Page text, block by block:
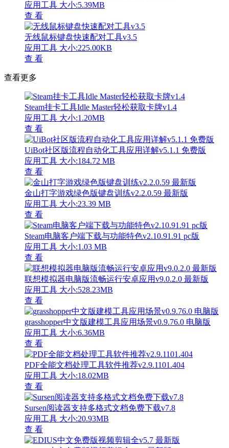
应用工具 大小:5.39MB
查 看
无线鼠标键盘快速配对工具v3.5
应用工具 大小:225.00KB
查 看
查看更多
Steam挂卡工具Idle Master轻松获取卡牌v1.4
应用工具 大小:1.20MB
查 看
UiBot社区版流程自动化工具应用详解v5.1.1 免费版
应用工具 大小:184.72 MB
查 看
金山打字游戏绿色版键盘训练v2.2.0.59 最新版
应用工具 大小:23.39 MB
查 看
Steam电脑客户端下载与功能特色v2.10.91.91 pc版
应用工具 大小:1.03 MB
查 看
联想模拟器电脑版流畅运行安卓应用v9.0.2.0 最新版
应用工具 大小:528.23MB
查 看
grasshopper中文版建模工具应用场景v0.9.76.0 电脑版
应用工具 大小:6.36MB
查 看
PDF全能文档处理工具软件推荐v2.9.1101.404
应用工具 大小:18.02MB
查 看
Sursen阅读器支持多格式文档免费下载v7.8
应用工具 大小:20.93MB
查 看